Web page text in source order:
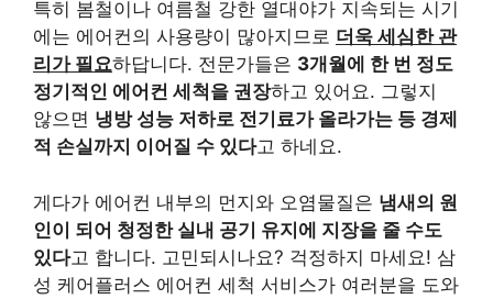
특히 봄철이나 여름철 강한 열대야가 지속되는 시기
에는 에어컨의 사용량이 많아지므로 더욱 세심한 관
리가 필요하답니다. 전문가들은 3개월에 한 번 정도
정기적인 에어컨 세척을 권장하고 있어요. 그렇지
않으면 냉방 성능 저하로 전기료가 올라가는 등 경제
적 손실까지 이어질 수 있다고 하네요.
게다가 에어컨 내부의 먼지와 오염물질은 냄새의 원
인이 되어 청정한 실내 공기 유지에 지장을 줄 수도
있다고 합니다. 고민되시나요? 걱정하지 마세요! 삼
성 케어플러스 에어컨 세척 서비스가 여러분을 도와